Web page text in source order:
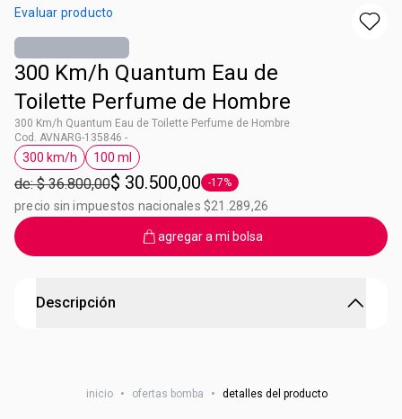
Evaluar producto
300 Km/h Quantum Eau de
Toilette Perfume de Hombre
300 Km/h Quantum Eau de Toilette Perfume de Hombre
Cod. AVNARG-135846 -
Etiqueta 300 km/h
300 km/h
Etiqueta 100 ml
100 ml
de: $ 36.800,00$ 30.500,00 Etiqueta -17%
-17%
precio sin impuestos nacionales $21.289,26
agregar a mi bolsa
Descripción
Su frescura se potencia con aceite de cedro y geranios.
inicio • ofertas bomba • detalles del producto